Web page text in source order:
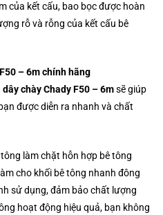
của kết cấu, bao bọc được hoàn
rỗ và rỗng của kết cấu bê
– 6m chính hãng
dây chày Chady F50 – 6msẽ giúp
được diễn ra nhanh và chất
làm chặt hỗn hợp bê tông
cho khối bê tông nhanh đông
sử dụng, đảm bảo chất lượng
hoạt động hiệu quả, bạn không